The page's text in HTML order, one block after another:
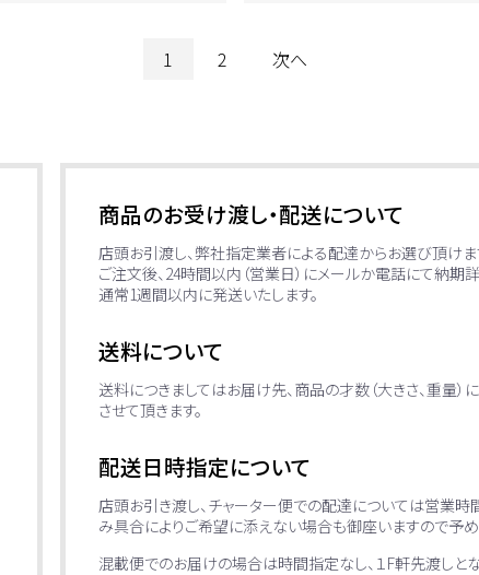
1 2 次へ
商品のお受け渡し・配送について
店頭お引渡し、弊社指定業者による配達からお選び頂けま
ご注文後、24時間以内（営業日）にメールか電話にて納期
通常1週間以内に発送いたします。
送料について
送料につきましてはお届け先、商品の才数（大きさ、重量
させて頂きます。
配送日時指定について
店頭お引き渡し、チャーター便での配達については営業
み具合によりご希望に添えない場合も御座いますので予め
混載便でのお届けの場合は時間指定なし、１F軒先渡しとな